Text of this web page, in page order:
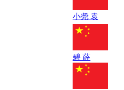
小尧 袁
碧 薛